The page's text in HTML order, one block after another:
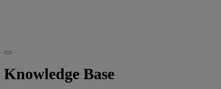
Knowledge Base